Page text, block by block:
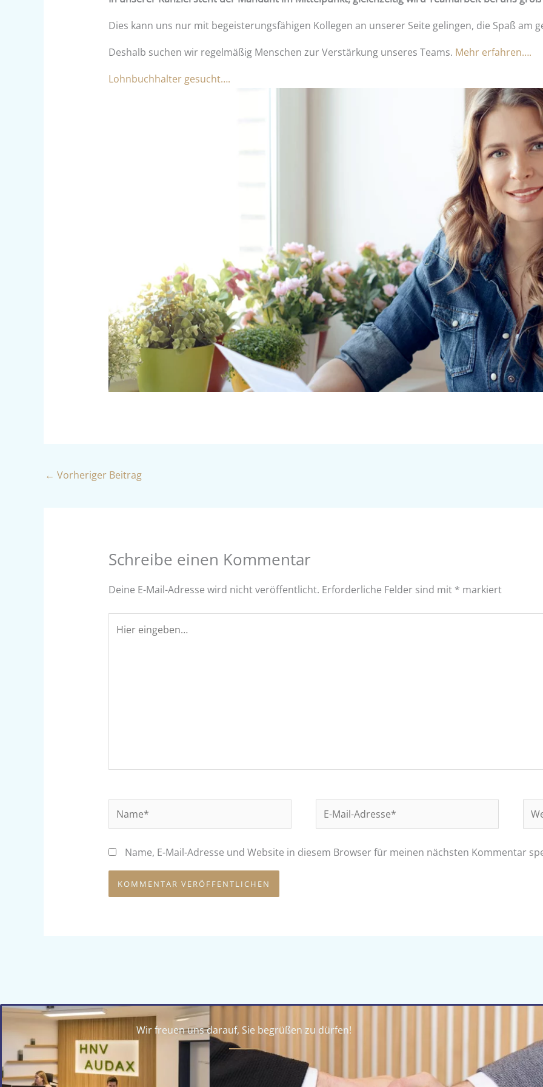
Dies kann uns nur mit begeisterungsfähigen Kollegen an unserer Seite gelingen, die Spaß am
Deshalb suchen wir regelmäßig Menschen zur Verstärkung unseres Teams. Mehr erfahren….
Lohnbuchhalter gesucht….
← Vorheriger Beitrag
Schreibe einen Kommentar
Deine E-Mail-Adresse wird nicht veröffentlicht. Erforderliche Felder sind mit * markiert
eingeben…
Name*
Mail-
Name, E-Mail-Adresse und Website in diesem Browser für meinen nächsten Kommentar
Wir freuen uns darauf, Sie begrüßen zu dürfen!